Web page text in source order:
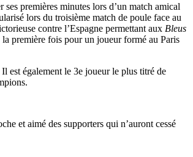
premières minutes lors d’un match amical
lors du troisième match de poule face au
contre l’Espagne permettant aux Bleus
première fois pour un joueur formé au Paris
est également le 3e joueur le plus titré de
et aimé des supporters qui n’auront cessé